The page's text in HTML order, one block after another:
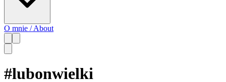
O mnie / About
#lubonwielki